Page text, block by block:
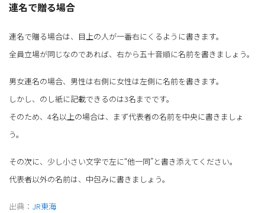
連名で贈る場合
連名で贈る場合は、目上の人が一番右にくるように書きます。
全員立場が同じなのであれば、右から五十音順に名前を書きましょう。
男女連名の場合、男性は右側に女性は左側に名前を書きます。
しかし、のし紙に記載できるのは3名までです。
そのため、4名以上の場合は、まず代表者の名前を中央に書きましょ
う。
その次に、少し小さい文字で左に“他一同”と書き添えてください。
代表者以外の名前は、中包みに書きましょう。
出典： JR東海